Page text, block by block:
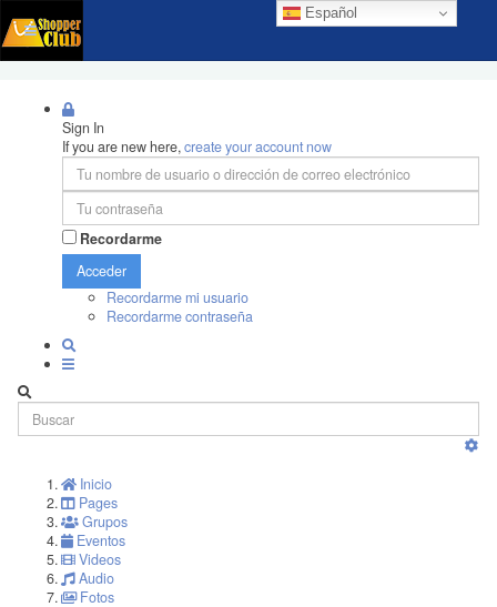
Español
Sign In
If you are new here,create your account now
Recordarme
Acceder
Recordarme mi usuario
Recordarme contraseña
Inicio
Pages
Grupos
Eventos
Videos
Audio
Fotos